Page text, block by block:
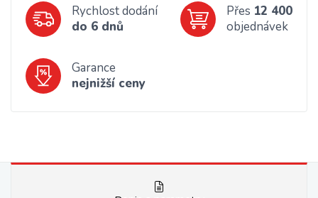
Rychlost dodání
do 6 dnů
Přes 12 400
objednávek
Garance
nejnižší ceny